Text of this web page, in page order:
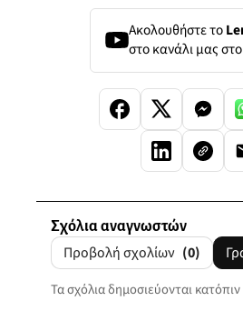
Ακολουθήστε το
στο κανάλι μας στο
Σχόλια αναγνωστών
Προβολή σχολίων (0)
Τα σχόλια δημοσιεύονται κατόπιν